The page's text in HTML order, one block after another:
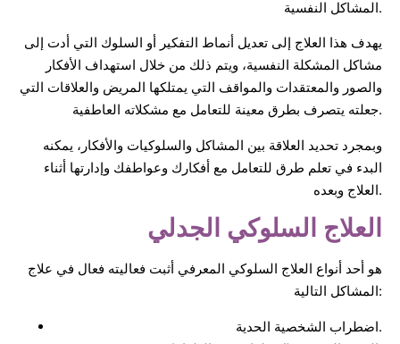
المشاكل النفسية.
يهدف هذا العلاج إلى تعديل أنماط التفكير أو السلوك التي أدت إلى
مشاكل المشكلة النفسية، ويتم ذلك من خلال استهداف الأفكار
والصور والمعتقدات والمواقف التي يمتلكها المريض والعلاقات التي
جعلته يتصرف بطرق معينة للتعامل مع مشكلاته العاطفية.
وبمجرد تحديد العلاقة بين المشاكل والسلوكيات والأفكار، يمكنه
البدء في تعلم طرق للتعامل مع أفكارك وعواطفك وإدارتها أثناء
العلاج وبعده.
العلاج السلوكي الجدلي
هو أحد أنواع العلاج السلوكي المعرفي أثبت فعاليته فعال في علاج
المشاكل التالية:
اضطراب الشخصية الحدية.